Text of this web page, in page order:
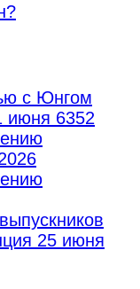
с Юнгом
июня 6352
25 июня